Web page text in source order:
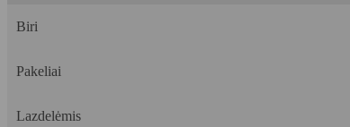
Biri
Pakeliai
Lazdelėmis